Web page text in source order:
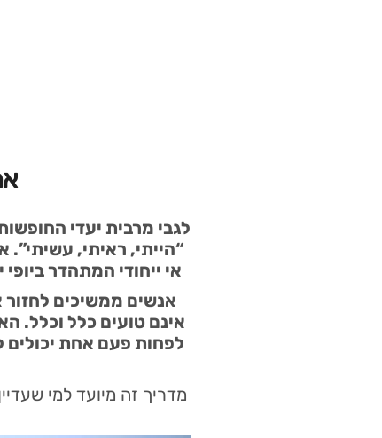
לגבי מרבית יעדי
אי ייחודי המתהדר
אנשים ממשיכים לחזור
אינם טועים כלל וכלל.
לפחות פעם אחת
מדריך זה מיועד למי